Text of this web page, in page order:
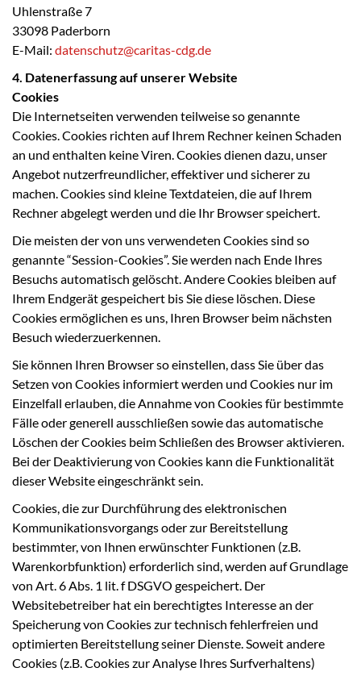
Uhlenstraße 7
33098 Paderborn
E-Mail: datenschutz@caritas-cdg.de
4. Datenerfassung auf unserer Website
Cookies
Die Internetseiten verwenden teilweise so genannte
Cookies. Cookies richten auf Ihrem Rechner keinen Schaden
an und enthalten keine Viren. Cookies dienen dazu, unser
Angebot nutzerfreundlicher, effektiver und sicherer zu
machen. Cookies sind kleine Textdateien, die auf Ihrem
Rechner abgelegt werden und die Ihr Browser speichert.
Die meisten der von uns verwendeten Cookies sind so
genannte “Session-Cookies”. Sie werden nach Ende Ihres
Besuchs automatisch gelöscht. Andere Cookies bleiben auf
Ihrem Endgerät gespeichert bis Sie diese löschen. Diese
Cookies ermöglichen es uns, Ihren Browser beim nächsten
Besuch wiederzuerkennen.
Sie können Ihren Browser so einstellen, dass Sie über das
Setzen von Cookies informiert werden und Cookies nur im
Einzelfall erlauben, die Annahme von Cookies für bestimmte
Fälle oder generell ausschließen sowie das automatische
Löschen der Cookies beim Schließen des Browser aktivieren.
Bei der Deaktivierung von Cookies kann die Funktionalität
dieser Website eingeschränkt sein.
Cookies, die zur Durchführung des elektronischen
Kommunikationsvorgangs oder zur Bereitstellung
bestimmter, von Ihnen erwünschter Funktionen (z.B.
Warenkorbfunktion) erforderlich sind, werden auf Grundlage
von Art. 6 Abs. 1 lit. f DSGVO gespeichert. Der
Websitebetreiber hat ein berechtigtes Interesse an der
Speicherung von Cookies zur technisch fehlerfreien und
optimierten Bereitstellung seiner Dienste. Soweit andere
Cookies (z.B. Cookies zur Analyse Ihres Surfverhaltens)